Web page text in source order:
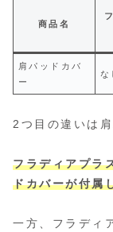
商品名
肩パッドカバ
ー
な
2つ目の違いは
フラディアプラ
ドカバーが付属
一方、フラディ